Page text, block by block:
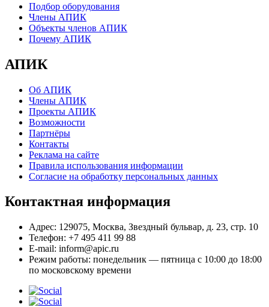
Подбор оборудования
Члены АПИК
Объекты членов АПИК
Почему АПИК
АПИК
Об АПИК
Члены АПИК
Проекты АПИК
Возможности
Партнёры
Контакты
Реклама на сайте
Правила использования информации
Согласие на обработку персональных данных
Контактная информация
Адрес: 129075, Москва, Звездный бульвар, д. 23, стр. 10
Телефон: +7 495 411 99 88
E-mail: inform@apic.ru
Режим работы: понедельник — пятница с 10:00 до 18:00
по московскому времени